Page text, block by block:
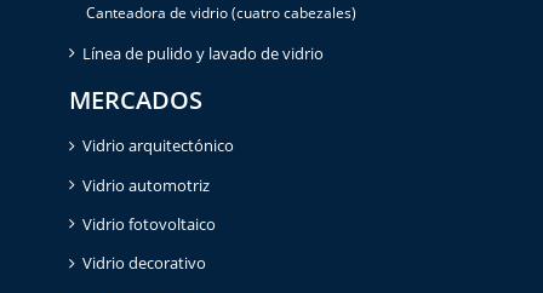
Canteadora de vidrio (cuatro cabezales)
Línea de pulido y lavado de vidrio
MERCADOS
Vidrio arquitectónico
Vidrio automotriz
Vidrio fotovoltaico
Vidrio decorativo